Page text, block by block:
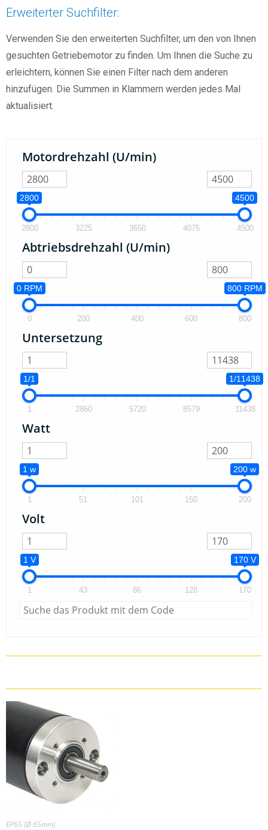
Erweiterter Suchfilter:
Verwenden Sie den erweiterten Suchfilter, um den von Ihnen
gesuchten Getriebemotor zu finden. Um Ihnen die Suche zu
erleichtern, können Sie einen Filter nach dem anderen
hinzufügen. Die Summen in Klammern werden jedes Mal
aktualisiert.
Motordrehzahl (U/min)
2800 4500
2800 3225 3650 4075 4500
Abtriebsdrehzahl (U/min)
0 RPM 800 RPM
0 200 400 600 800
Untersetzung
1/1 1/11438
1 2860 5720 8579 11438
Watt
1 w 200 w
1 51 101 150 200
Volt
1 V 170 V
1 43 86 128 170
EP65 (Ø 65mm)